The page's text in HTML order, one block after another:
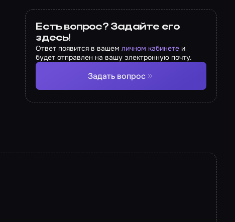
Есть вопрос? Задайте его
здесь!
Ответ появится в вашемличном кабинете и
будет отправлен на вашу электронную почту.
Задать вопрос